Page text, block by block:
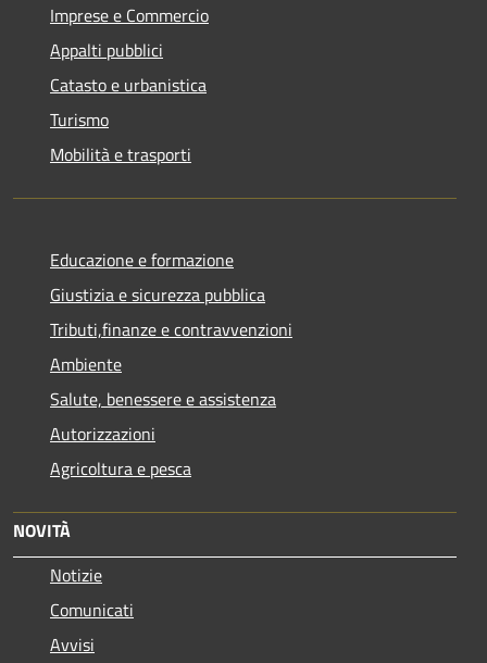
Imprese e Commercio
Appalti pubblici
Catasto e urbanistica
Turismo
Mobilità e trasporti
Educazione e formazione
Giustizia e sicurezza pubblica
Tributi,finanze e contravvenzioni
Ambiente
Salute, benessere e assistenza
Autorizzazioni
Agricoltura e pesca
NOVITÀ
Notizie
Comunicati
Avvisi